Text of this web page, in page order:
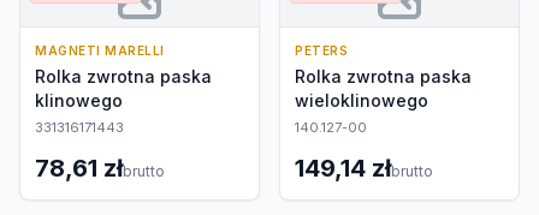
MAGNETI MARELLI
Rolka zwrotna paska
klinowego
331316171443
78,61 złbrutto
PETERS
Rolka zwrotna paska
wieloklinowego
140.127-00
149,14 złbrutto